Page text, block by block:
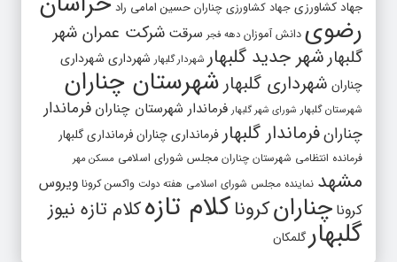
جهاد کشاورزی جهاد کشاورزی چناران حسین امامی راد
رضوی دانش آموزان دهه فجر سرقت شرکت عمران شهر
گلبهار شهر جدید گلبهار شهردار گلبهار شهرداری شهرداری
چناران شهرداری گلبهار شهرستان چناران
شهرستان گلبهار شورای شهر گلبهار فرماندار شهرستان چناران فرماندار
چنارانفرماندار گلبهار فرمانداری چنارانفرمانداری گلبهار
فرمانده انتظامی شهرستان چناران مجلس شورای اسلامی مسکن مهر
مشهد نماینده مجلس شورای اسلامی هفته دولت واکسن کرونا ویروس
کرونا چنارانکروناکلام تازهکلام تازه نیوز
گلبهار گلمکان